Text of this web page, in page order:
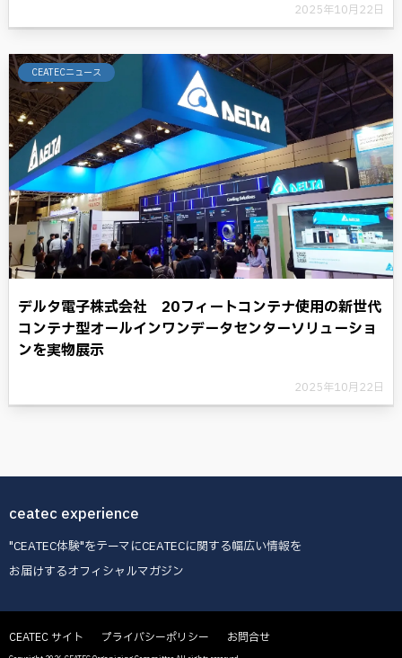
2025年10月22日
CEATECニュース
デルタ電子株式会社 20フィートコンテナ使用の新世代
コンテナ型オールインワンデータセンターソリューショ
ンを実物展示
2025年10月22日
ceatec experience
"CEATEC体験"をテーマにCEATECに関する幅広い情報を
お届けするオフィシャルマガジン
CEATEC サイト プライバシーポリシー お問合せ